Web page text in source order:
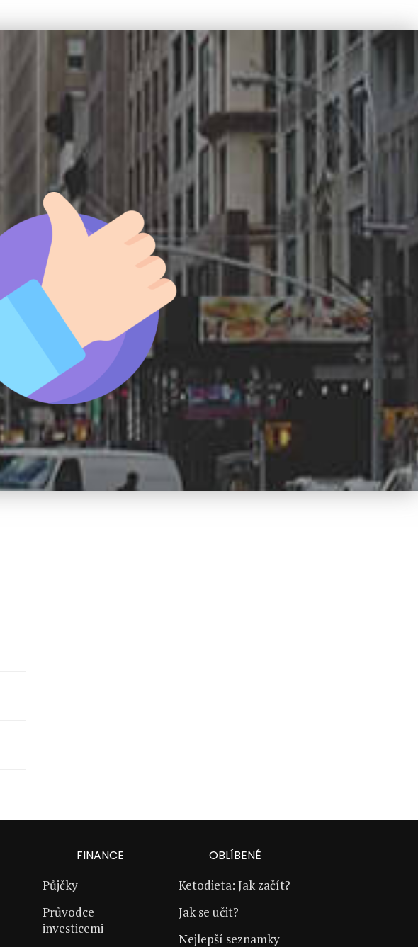
FINANCE
Půjčky
Průvodce
investicemi
OBLÍBENÉ
Ketodieta: Jak začít?
Jak se učit?
Nejlepší seznamky